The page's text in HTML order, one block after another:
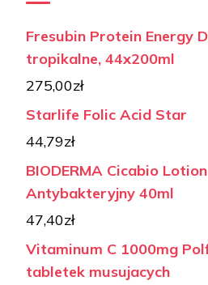
Fresubin Protein Energy
tropikalne, 44x200ml
275,00zł
Starlife Folic Acid Star
44,79zł
BIODERMA Cicabio Lotion
Antybakteryjny 40ml
47,40zł
Vitaminum C 1000mg
tabletek musujacych